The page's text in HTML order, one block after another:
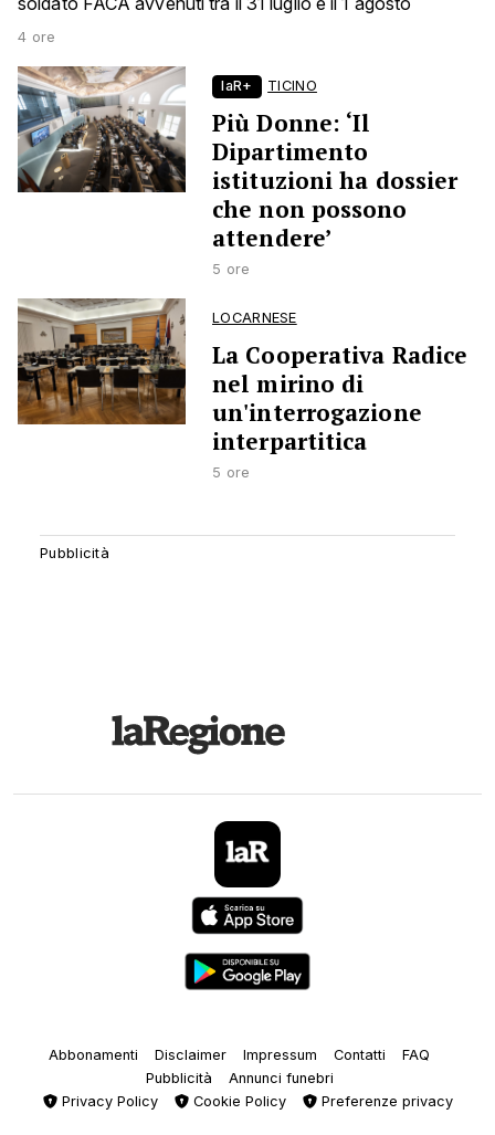
4 ore
laR+ TICINO
Più Donne: ‘Il
Dipartimento
istituzioni ha dossier
che non possono
attendere’
5 ore
LOCARNESE
La Cooperativa Radice
nel mirino di
un'interrogazione
interpartitica
5 ore
Abbonamenti Disclaimer Impressum Contatti
FAQ
Pubblicità
Annunci funebri
Privacy Policy
Cookie Policy Preferenze privacy